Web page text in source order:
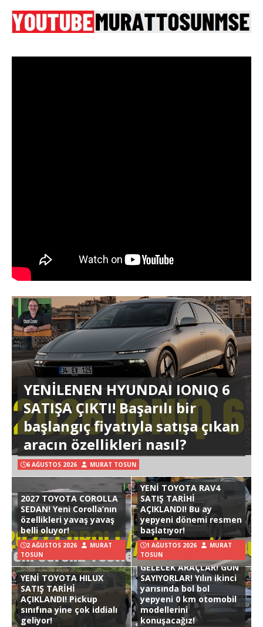
YENİLENEN HYUNDAI IONIQ 6
SATIŞA ÇIKTI! Başarılı bir
başlangıç fiyatıyla satışa çıkan
aracın özellikleri nasıl?
6 AĞUSTOS 2026 MURAT TOSUN
2027 TOYOTA COROLLA
SEDAN! Yeni Corolla’nın
özellikleri yavaş yavaş
belli oluyor!
2 AĞUSTOS 2026
MURAT
TOSUN
YENİ TOYOTA RAV4
SATIŞ TARİHİ
AÇIKLANDI! Bu ay
yepyeni dönemi resmen
başlatıyor!
1 AĞUSTOS 2026
MURAT
TOSUN
YENİ TOYOTA HILUX
SATIŞ TARİHİ
AÇIKLANDI! Pickup
sınıfına yine çok iddialı
geliyor!
GELECEK ARAÇLAR! GÜN
SAYIYORLAR! Yılın ikinci
yarısında bol bol
yepyeni 0 km otomobil
modellerini
konuşacağız!